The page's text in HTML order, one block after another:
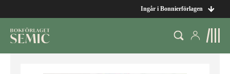
Ingår i Bonnierförlagen